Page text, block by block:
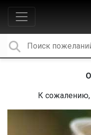
К сожалению,